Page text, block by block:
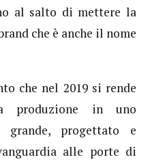
al salto di mettere la
che è anche il nome
che nel 2019 si rende
produzione in uno
progettato e
alle porte di